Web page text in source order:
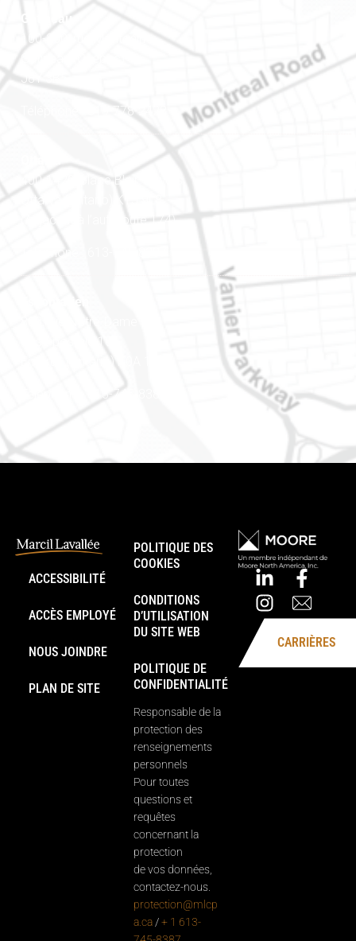
Gatineau
100-200, rue Montcalm
Gatineau (Québec)
J8Y 3B5
Téléphone : 819-778-2428
400-1420, place Blair Towers
Ottawa (Ontario) K1J 9L8
(Adjacent à l’autoroute 174)
Téléphone : 613-745-8387
Est ontarien
888, rue Notre-Dame
Case postale 101
Embrun (Ontario) K0A 1W1
Téléphone : 613-745-8387
ACCESSIBILITÉ
ACCÈS EMPLOYÉ
NOUS JOINDRE
PLAN DE SITE
POLITIQUE DES
COOKIES
CONDITIONS
D’UTILISATION
DU SITE WEB
POLITIQUE DE
CONFIDENTIALITÉ
Responsable de la
protection des
renseignements
personnels
Pour toutes
questions et
requêtes
concernant la
protection
de vos données,
contactez-nous.
protection@mlcp
a.ca /+ 1 613-
CARRIÈRES